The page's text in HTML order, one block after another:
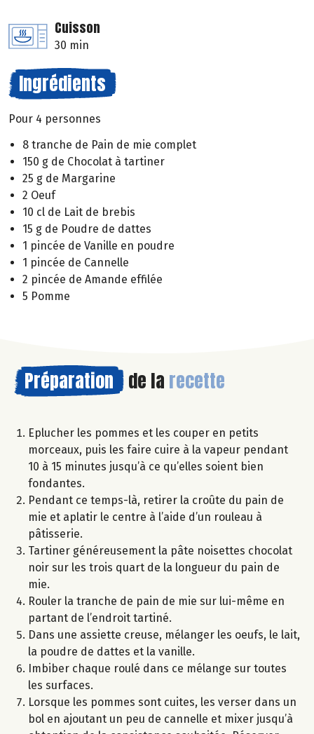
Cuisson
30 min
Ingrédients
Pour 4 personnes
8 tranche de Pain de mie complet
150 g de Chocolat à tartiner
25 g de Margarine
2 Oeuf
10 cl de Lait de brebis
15 g de Poudre de dattes
1 pincée de Vanille en poudre
1 pincée de Cannelle
2 pincée de Amande effilée
5 Pomme
Préparation de la recette
Eplucher les pommes et les couper en petits
morceaux, puis les faire cuire à la vapeur pendant
10 à 15 minutes jusqu’à ce qu’elles soient bien
fondantes.
Pendant ce temps-là, retirer la croûte du pain de
mie et aplatir le centre à l’aide d’un rouleau à
pâtisserie.
Tartiner généreusement la pâte noisettes chocolat
noir sur les trois quart de la longueur du pain de
mie.
Rouler la tranche de pain de mie sur lui-même en
partant de l’endroit tartiné.
Dans une assiette creuse, mélanger les oeufs, le lait,
la poudre de dattes et la vanille.
Imbiber chaque roulé dans ce mélange sur toutes
les surfaces.
Lorsque les pommes sont cuites, les verser dans un
bol en ajoutant un peu de cannelle et mixer jusqu’à